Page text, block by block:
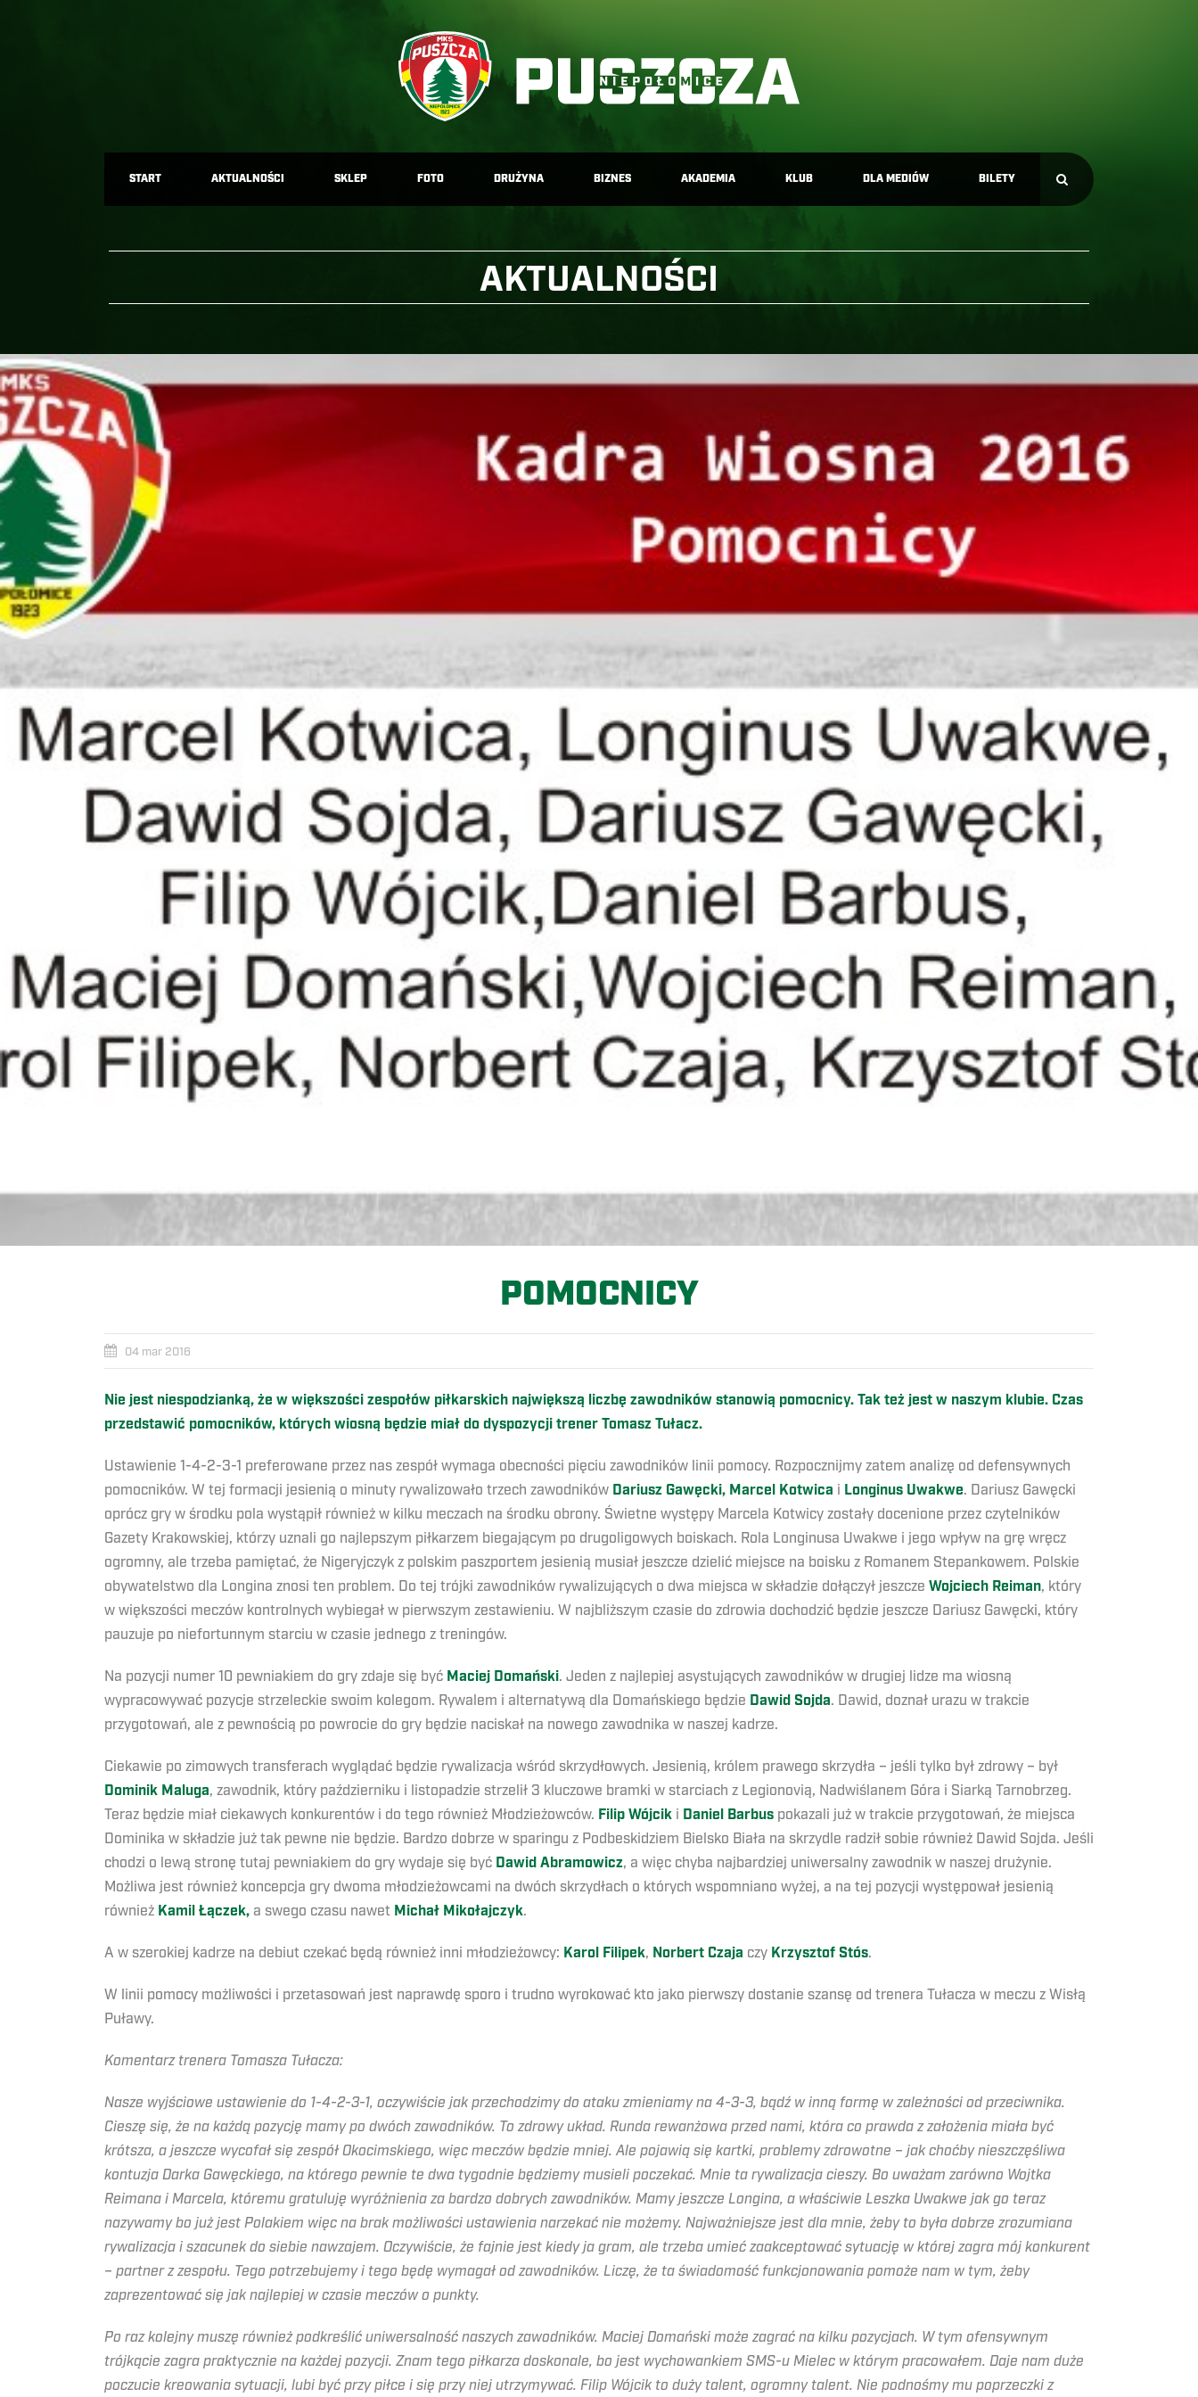
START AKTUALNOŚCI SKLEP FOTO DRUŻYNA BIZNES AKADEMIA KLUB DLA MEDIÓW BILETY
AKTUALNOŚCI
POMOCNICY
04 mar 2016
Nie jest niespodzianką, że w większości zespołów piłkarskich największą liczbę zawodników stanowią pomocnicy. Tak też jest w naszym klubie. Czas
przedstawić pomocników, których wiosną będzie miał do dyspozycji trener Tomasz Tułacz.
Ustawienie 1-4-2-3-1 preferowane przez nas zespół wymaga obecności pięciu zawodników linii pomocy. Rozpocznijmy zatem analizę od defensywnych
pomocników. W tej formacji jesienią o minuty rywalizowało trzech zawodników Dariusz Gawęcki, Marcel Kotwica i Longinus Uwakwe. Dariusz Gawęcki
oprócz gry w środku pola wystąpił również w kilku meczach na środku obrony. Świetne występy Marcela Kotwicy zostały docenione przez czytelników
Gazety Krakowskiej, którzy uznali go najlepszym piłkarzem biegającym po drugoligowych boiskach. Rola Longinusa Uwakwe i jego wpływ na grę wręcz
ogromny, ale trzeba pamiętać, że Nigeryjczyk z polskim paszportem jesienią musiał jeszcze dzielić miejsce na boisku z Romanem Stepankowem. Polskie
obywatelstwo dla Longina znosi ten problem. Do tej trójki zawodników rywalizujących o dwa miejsca w składzie dołączył jeszcze Wojciech Reiman, który
w większości meczów kontrolnych wybiegał w pierwszym zestawieniu. W najbliższym czasie do zdrowia dochodzić będzie jeszcze Dariusz Gawęcki, który
pauzuje po niefortunnym starciu w czasie jednego z treningów.
Na pozycji numer 10 pewniakiem do gry zdaje się być Maciej Domański. Jeden z najlepiej asystujących zawodników w drugiej lidze ma wiosną
wypracowywać pozycje strzeleckie swoim kolegom. Rywalem i alternatywą dla Domańskiego będzie Dawid Sojda. Dawid, doznał urazu w trakcie
przygotowań, ale z pewnością po powrocie do gry będzie naciskał na nowego zawodnika w naszej kadrze.
Ciekawie po zimowych transferach wyglądać będzie rywalizacja wśród skrzydłowych. Jesienią, królem prawego skrzydła – jeśli tylko był zdrowy – był
Dominik Maluga, zawodnik, który październiku i listopadzie strzelił 3 kluczowe bramki w starciach z Legionovią, Nadwiślanem Góra i Siarką Tarnobrzeg.
Teraz będzie miał ciekawych konkurentów i do tego również Młodzieżowców. Filip Wójcik i Daniel Barbus pokazali już w trakcie przygotowań, że miejsca
Dominika w składzie już tak pewne nie będzie. Bardzo dobrze w sparingu z Podbeskidziem Bielsko Biała na skrzydle radził sobie również Dawid Sojda. Jeśli
chodzi o lewą stronę tutaj pewniakiem do gry wydaje się być Dawid Abramowicz, a więc chyba najbardziej uniwersalny zawodnik w naszej drużynie.
Możliwa jest również koncepcja gry dwoma młodzieżowcami na dwóch skrzydłach o których wspomniano wyżej, a na tej pozycji występował jesienią
również Kamil Łączek, a swego czasu nawet Michał Mikołajczyk.
A w szerokiej kadrze na debiut czekać będą również inni młodzieżowcy: Karol Filipek, Norbert Czaja czy Krzysztof Stós.
W linii pomocy możliwości i przetasowań jest naprawdę sporo i trudno wyrokować kto jako pierwszy dostanie szansę od trenera Tułacza w meczu z Wisłą
Puławy.
Komentarz trenera Tomasza Tułacza:
Nasze wyjściowe ustawienie do 1-4-2-3-1, oczywiście jak przechodzimy do ataku zmieniamy na 4-3-3, bądź w inną formę w zależności od przeciwnika.
Cieszę się, że na każdą pozycję mamy po dwóch zawodników. To zdrowy układ. Runda rewanżowa przed nami, która co prawda z założenia miała być
krótsza, a jeszcze wycofał się zespół Okocimskiego, więc meczów będzie mniej. Ale pojawią się kartki, problemy zdrowotne – jak choćby nieszczęśliwa
kontuzja Darka Gawęckiego, na którego pewnie te dwa tygodnie będziemy musieli poczekać. Mnie ta rywalizacja cieszy. Bo uważam zarówno Wojtka
Reimana i Marcela, któremu gratuluję wyróżnienia za bardzo dobrych zawodników. Mamy jeszcze Longina, a właściwie Leszka Uwakwe jak go teraz
nazywamy bo już jest Polakiem więc na brak możliwości ustawienia narzekać nie możemy. Najważniejsze jest dla mnie, żeby to była dobrze zrozumiana
rywalizacja i szacunek do siebie nawzajem. Oczywiście, że fajnie jest kiedy ja gram, ale trzeba umieć zaakceptować sytuację w której zagra mój konkurent
– partner z zespołu. Tego potrzebujemy i tego będę wymagał od zawodników. Liczę, że ta świadomość funkcjonowania pomoże nam w tym, żeby
zaprezentować się jak najlepiej w czasie meczów o punkty.
Po raz kolejny muszę również podkreślić uniwersalność naszych zawodników. Maciej Domański może zagrać na kilku pozycjach. W tym ofensywnym
trójkącie zagra praktycznie na każdej pozycji. Znam tego piłkarza doskonale, bo jest wychowankiem SMS-u Mielec w którym pracowałem. Daje nam duże
poczucie kreowania sytuacji, lubi być przy piłce i się przy niej utrzymywać. Filip Wójcik to duży talent, ogromny talent. Nie podnośmy mu poprzeczki z